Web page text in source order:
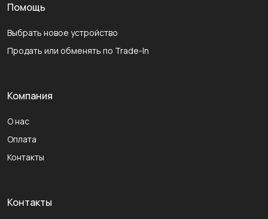
Помощь
Выбрать новое устройство
Продать или обменять по Trade-In
Компания
О нас
Оплата
Контакты
Контакты